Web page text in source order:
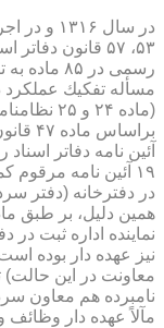
رسمی در
مسأله تفكیك عملكرد
(ماده ۲۴ و ۲۵ نظامنامه مزبور)
۱۹ آئین نامه
در دفترخانه (دفتر
نماینده اداره ثبت در
نیز عهده دار بوده
معاونت در این
نامبرده هم معاون
مآلاً عهده دار وظائف